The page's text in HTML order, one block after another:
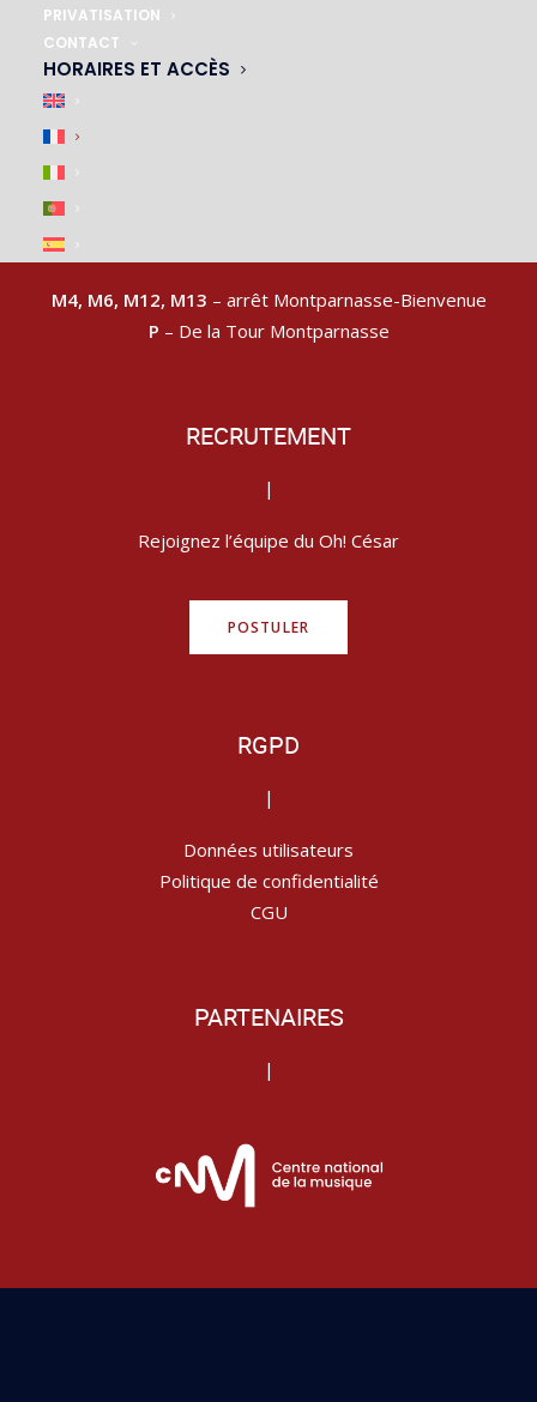
PRIVATISATION
CONTACT
HORAIRES ET ACCÈS
M4, M6, M12, M13 – arrêt Montparnasse-Bienvenue
P – De la Tour Montparnasse
RECRUTEMENT
|
Rejoignez l’équipe du Oh! César
POSTULER
RGPD
|
Données utilisateurs
Politique de confidentialité
CGU
PARTENAIRES
|